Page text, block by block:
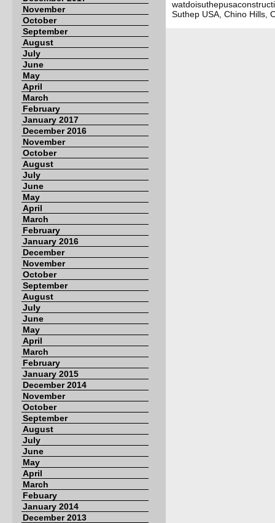
November
October
September
August
July
June
May
April
March
February
January 2017
December 2016
November
October
August
July
June
May
April
March
February
January 2016
December
November
October
September
August
July
June
May
April
March
February
January 2015
December 2014
November
October
September
August
July
June
May
April
March
Febuary
January 2014
December 2013
Suthep USA, Chino Hills,